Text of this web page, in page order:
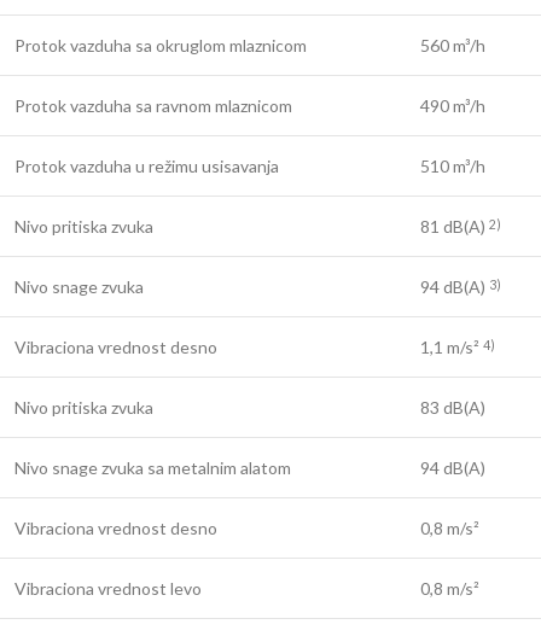
Protok vazduha sa okruglom mlaznicom 560 m³/h
Protok vazduha sa ravnom mlaznicom 490 m³/h
Protok vazduha u režimu usisavanja 510 m³/h
Nivo pritiska zvuka 81 dB(A) 2)
Nivo snage zvuka 94 dB(A) 3)
Vibraciona vrednost desno 1,1 m/s² 4)
Nivo pritiska zvuka 83 dB(A)
Nivo snage zvuka sa metalnim alatom 94 dB(A)
Vibraciona vrednost desno 0,8 m/s²
Vibraciona vrednost levo 0,8 m/s²